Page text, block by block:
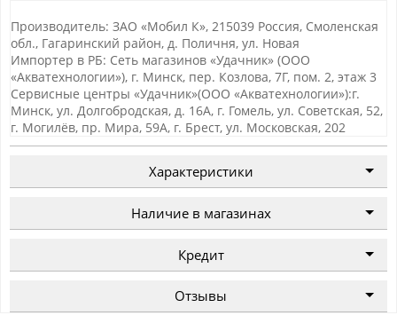
Производитель: ЗАО «Мобил К», 215039 Россия, Смоленская
обл., Гагаринский район, д. Поличня, ул. Новая
Импортер в РБ: Сеть магазинов «Удачник» (ООО
«Акватехнологии»), г. Минск, пер. Козлова, 7Г, пом. 2, этаж 3
Сервисные центры «Удачник»(ООО «Акватехнологии»):г.
Минск, ул. Долгобродская, д. 16А, г. Гомель, ул. Советская, 52,
г. Могилёв, пр. Мира, 59А, г. Брест, ул. Московская, 202
Характеристики
Наличие в магазинах
Кредит
Отзывы